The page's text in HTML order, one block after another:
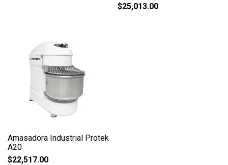
$25,013.00
Amasadora Industrial Protek
A20
$22,517.00